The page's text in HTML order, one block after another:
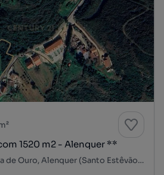
1520 m2 - Alenquer **
Calçada do Rui - Pedra de Ouro, Alenquer (Santo Estêvão e Triana), Alenquer, Lisboa